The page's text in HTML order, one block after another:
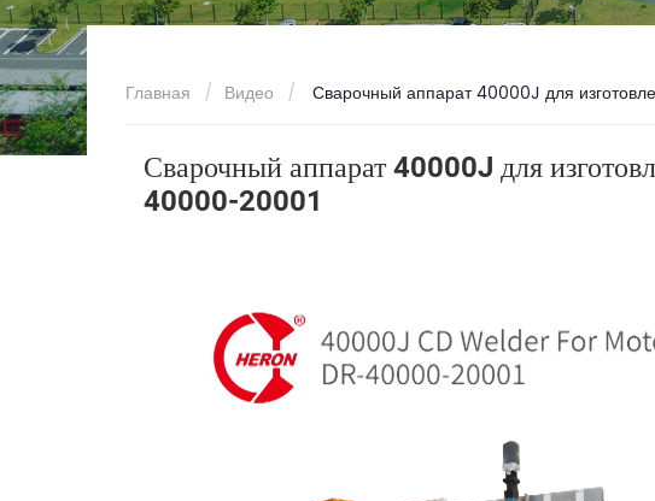
Главная Видео Сварочный аппарат 40000J для
Сварочный аппарат 40000J для
40000-20001